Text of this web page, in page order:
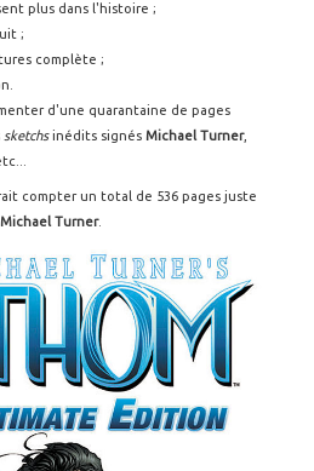
plus dans l'histoire ;
;
complète ;
d'une quarantaine de pages
sketchsinédits signés Michael Turner,
compter un total de 536 pages juste
Michael Turner.